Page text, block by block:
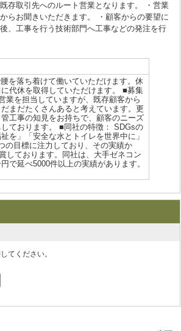
存取引先へのルート営業となります。 ・営業
らお聞きいただきます。 ・顧客からの要望に
、工事を行う技術部門へ工事などの発注を行
を落ち着けて働いていただけます。休
代休を取得していただけます。 ■募集
業を担当していますが、既存顧客から
まだたくさんあると考えています。更
工事の知見をお持ちで、顧客のニーズ
ております。 ■同社の特徴： SDGsの
を」「安全な水とトイレを世界中に」
の目標に注力しており、その実績か
しております。同社は、大手ゼネコン
で延べ5000件以上の実績があります。
てください。